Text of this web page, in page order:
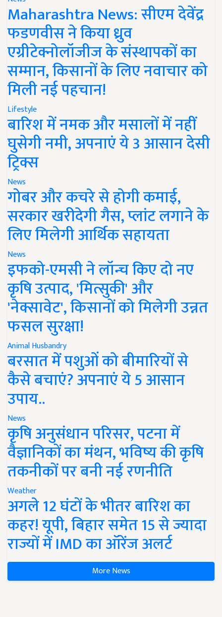
Maharashtra News: सीएम देवेंद्र
फडणवीस ने किया ध्रुव
एग्रीटेक्नोलॉजीज के संस्थापकों का
सम्मान, किसानों के लिए नवाचार को
मिली नई पहचान!
Lifestyle
बारिश में नमक और मसालों में नहीं
घुसेगी नमी, अपनाएं ये 3 आसान देसी
ट्रिक्स
News
गोबर और कचरे से होगी कमाई,
सरकार खरीदेगी गैस, प्लांट लगाने के
लिए मिलेगी आर्थिक सहायता
News
इफको-एमसी ने लॉन्च किए दो नए
कृषि उत्पाद, 'मित्सुकी' और
'नेक्सावेट', किसानों को मिलेगी उन्नत
फसल सुरक्षा!
Animal Husbandry
बरसात में पशुओं को बीमारियों से
कैसे बचाएं? अपनाएं ये 5 आसान
उपाय..
News
कृषि अनुसंधान परिसर, पटना में
वैज्ञानिकों का मंथन, भविष्य की कृषि
तकनीकों पर बनी नई रणनीति
Weather
अगले 12 घंटों के भीतर बारिश का
कहर! यूपी, बिहार समेत 15 से ज्यादा
राज्यों में IMD का ऑरेंज अलर्ट
More News